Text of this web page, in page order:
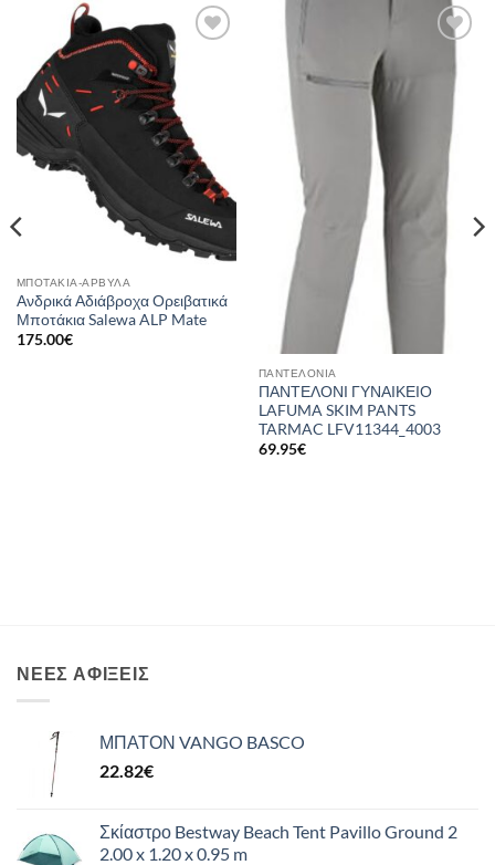
ΜΠΟΤΆΚΙΑ-ΆΡΒΥΛΑ
Ανδρικά Αδιάβροχα Ορειβατικά
Μποτάκια Salewa ALP Mate
175.00€
ΠΑΝΤΕΛΌΝΙΑ
ΠΑΝΤΕΛΟΝΙ ΓΥΝΑΙΚΕΙΟ
LAFUMA SKIM PANTS
TARMAC LFV11344_4003
69.95€
ΝΈΕΣ ΑΦΊΞΕΙΣ
ΜΠΑΤΟΝ VANGO BASCO
22.82€
Σκίαστρο Bestway Beach Tent Pavillo Ground 2
2.00 x 1.20 x 0.95 m